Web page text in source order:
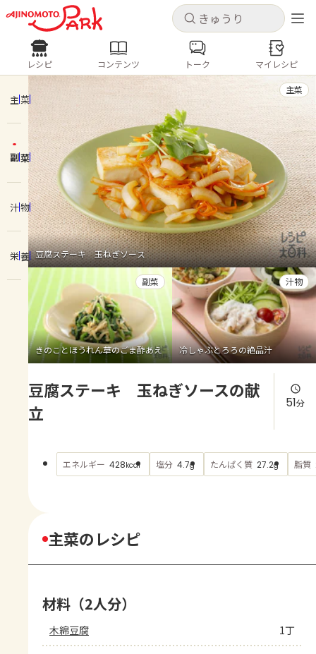
キャンセル
ログインするとレシピを保存できます
新規登録
ホーム
コンテンツ
レシピ
トーク
よくあるお問い合わせ
お買い物
AJINOMOTO PARK とは
キャンセル
レシピ コンテンツ
人気の食材・レシピ
きゅうり なす トマト
とうもろこし
ピーマン
みょうが ゴーヤ
レシピ コンテンツ トーク マイレシピ
主菜
副菜
汁物
栄養 豆腐ステーキ 玉ねぎソース
主菜
きのことほうれん草のごま酢あえ
副菜
冷しゃぶとろろの絶品汁
汁物
豆腐ステーキ 玉ねぎソースの献
立
51分
エネルギー 428kcal 塩分 4.7g たんぱく質 27.2g 脂質
主菜のレシピ
材料（2人分）
木綿豆腐 1丁